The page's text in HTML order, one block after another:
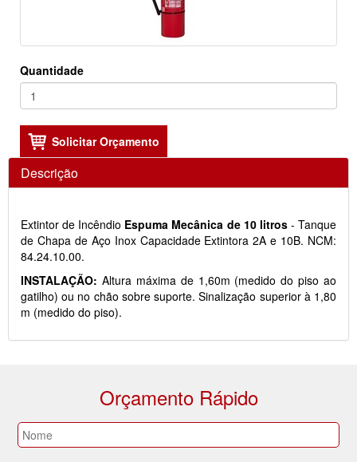
Quantidade
Descrição
Extintor de Incêndio Espuma Mecânica de 10 litros- Tanque
de Chapa de Aço Inox Capacidade Extintora 2A e 10B. NCM:
84.24.10.00.
INSTALAÇÃO: Altura máxima de 1,60m (medido do piso ao
gatilho) ou no chão sobre suporte. Sinalização superior à 1,80
m (medido do piso).
Orçamento Rápido